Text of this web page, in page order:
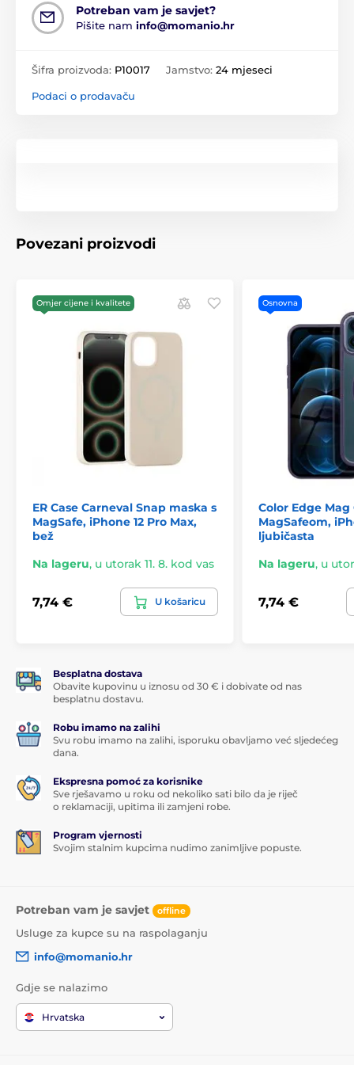
Potreban vam je savjet?
Pišite nam info@momanio.hr
Šifra proizvoda: P10017 Jamstvo: 24 mjeseci
Podaci o prodavaču
Povezani proizvodi
Omjer cijene i kvalitete
ER Case Carneval Snap maska s
MagSafe, iPhone 12 Pro Max,
bež
Na lageru, u utorak 11. 8. kod vas
7,74 € U košaricu
Osnovna
Color Edge Mag
MagSafeom,
ljubičasta
Na lageru, u
7,74 €
Besplatna dostava
Obavite kupovinu u iznosu od 30 € i dobivate od nas
besplatnu dostavu.
Robu imamo na zalihi
Svu robu imamo na zalihi, isporuku obavljamo već sljedećeg
dana.
Ekspresna pomoć za korisnike
Sve rješavamo u roku od nekoliko sati bilo da je riječ
o reklamaciji, upitima ili zamjeni robe.
Program vjernosti
Svojim stalnim kupcima nudimo zanimljive popuste.
Potreban vam je savjet offline
Usluge za kupce su na raspolaganju
info@momanio.hr
Gdje se nalazimo
Hrvatska